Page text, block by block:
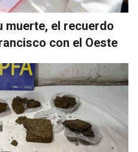
muerte, el recuerdo
con el Oeste